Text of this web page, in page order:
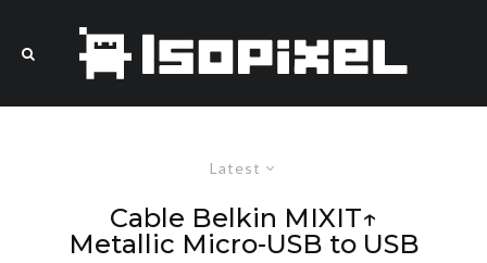
Latest
Cable Belkin MIXIT↑
Metallic Micro-USB to USB